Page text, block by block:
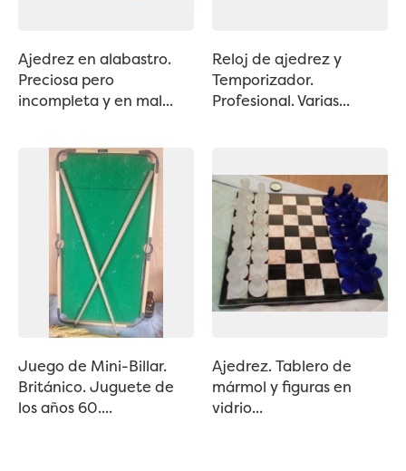
Ajedrez en alabastro.
Preciosa pero
incompleta y en mal...
Reloj de ajedrez y
Temporizador.
Profesional. Varias...
Juego de Mini-Billar.
Británico. Juguete de
los años 60....
Ajedrez. Tablero de
mármol y figuras en
vidrio...